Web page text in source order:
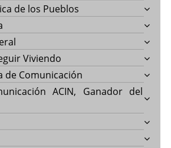
de los Pueblos
Viviendo
de Comunicación
ACIN, Ganador del